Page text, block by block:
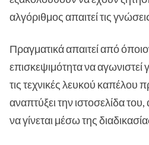
αλγόριθμος απαιτεί τις
Πραγματικά απαιτεί από
επισκεψιμότητα να αγωνιστεί
τις τεχνικές λευκού καπέλου
αναπτύξει την ιστοσελίδα
να γίνεται μέσω της